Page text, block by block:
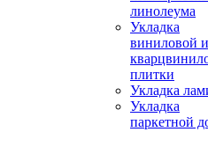
линолеума
Укладка
виниловой и
плитки
Укладка
Укладка
паркетной